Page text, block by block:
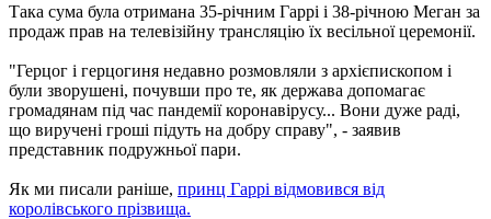
Така сума була отримана 35-річним Гаррі і 38-річною Меган за
продаж прав на телевізійну трансляцію їх весільної церемонії.
"Герцог і герцогиня недавно розмовляли з архієпископом і
були зворушені, почувши про те, як держава допомагає
громадянам під час пандемії коронавірусу... Вони дуже раді,
що виручені гроші підуть на добру справу", - заявив
представник подружньої пари.
Як ми писали раніше, принц Гаррі відмовився від
королівського прізвища.